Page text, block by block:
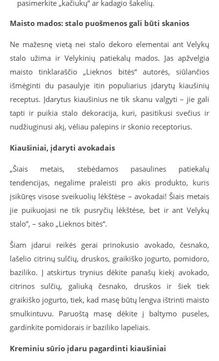
pasimerkite „kačiukų” ar kadagio šakelių.
Maisto mados: stalo puošmenos gali būti skanios
Ne mažesnę vietą nei stalo dekoro elementai ant Velykų
stalo užima ir Velykinių patiekalų mados. Jas apžvelgia
maisto tinklaraščio „Lieknos bitės“ autorės, siūlančios
išmėginti du pasaulyje itin populiarius įdarytų kiaušinių
receptus. Įdarytus kiaušinius ne tik skanu valgyti – jie gali
tapti ir puikia stalo dekoracija, kuri, pasitikusi svečius ir
nudžiuginusi akį, vėliau palepins ir skonio receptorius.
Kiaušiniai, įdaryti avokadais
„Šiais metais, stebėdamos pasaulines patiekalų
tendencijas, negalime praleisti pro akis produkto, kuris
įsikūręs visose sveikuolių lėkštėse – avokadai! Šiais metais
jie puikuojasi ne tik pusryčių lėkštėse, bet ir ant Velykų
stalo”, – sako „Lieknos bitės“.
Šiam įdarui reikės gerai prinokusio avokado, česnako,
lašelio citrinų sulčių, druskos, graikiško jogurto, pomidoro,
baziliko. Į atskirtus trynius dėkite panašų kiekį avokado,
citrinos sulčių, galiuką česnako, druskos ir šiek tiek
graikiško jogurto, tiek, kad masę būtų lengva ištrinti maisto
smulkintuvu. Paruoštą masę dėkite į baltymo puseles,
gardinkite pomidorais ir baziliko lapeliais.
Kreminiu sūrio įdaru pagardinti kiaušiniai